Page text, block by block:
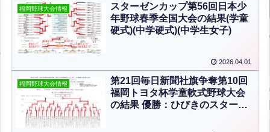
福岡野球大会情報
スターゼンカップ第56回日本少
年野球春季全国大会の結果(学童
硬式)(中学硬式)(中学生女子)
2026.04.01
福岡野球大会情報
第21回毎日新聞社旗争奪第10回
福岡トヨタ杯学童軟式野球大会
の結果 優勝：ひびきのスターズ